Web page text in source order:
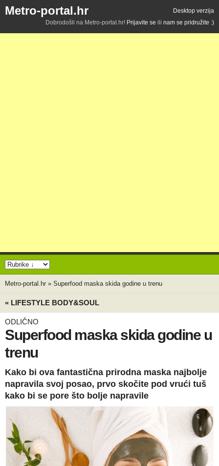
Metro-portal.hr
Desktop verzija
Dobrodošli na Metro-portal.hr! Prijavite se ili nam se pridružite :)
Metro-portal.hr » Superfood maska skida godine u trenu
« LIFESTYLE BODY&SOUL
ODLIČNO
Superfood maska skida godine u
trenu
Kako bi ova fantastična prirodna maska najbolje
napravila svoj posao, prvo skočite pod vrući tuš
kako bi se pore što bolje napravile